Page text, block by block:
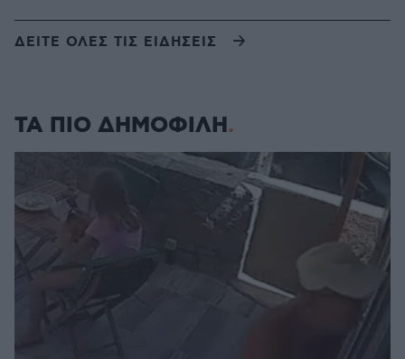
ΔΕΙΤΕ ΟΛΕΣ ΤΙΣ ΕΙΔΗΣΕΙΣ
ΤΑ ΠΙΟ ΔΗΜΟΦΙΛΗ